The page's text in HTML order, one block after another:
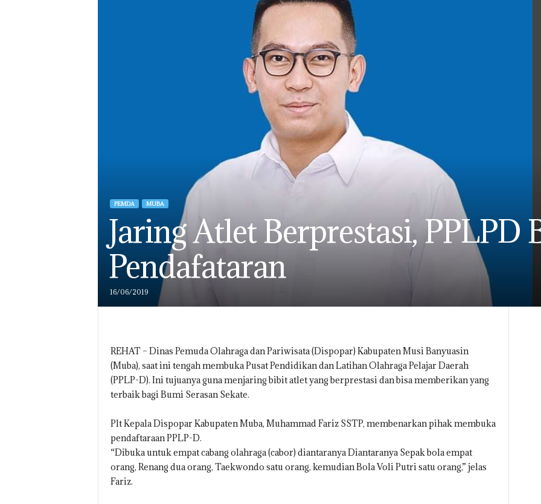
PEMDA MUBA
Jaring Atlet Berprestasi, PPLPD
Pendafataran
16/06/2019
REHAT – Dinas Pemuda Olahraga dan Pariwisata (Dispopar) Kabupaten Musi Banyuasin
(Muba), saat ini tengah membuka Pusat Pendidikan dan Latihan Olahraga Pelajar Daerah
(PPLP-D). Ini tujuanya guna menjaring bibit atlet yang berprestasi dan bisa memberikan yang
terbaik bagi Bumi Serasan Sekate.
Plt Kepala Dispopar Kabupaten Muba, Muhammad Fariz SSTP, membenarkan pihak membuka
pendaftaraan PPLP-D.
“Dibuka untuk empat cabang olahraga (cabor) diantaranya Diantaranya Sepak bola empat
orang, Renang dua orang, Taekwondo satu orang, kemudian Bola Voli Putri satu orang,” jelas
Fariz.